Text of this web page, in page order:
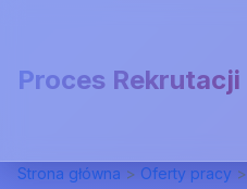
Proces Rekrutacji
Strona główna > Oferty pracy >